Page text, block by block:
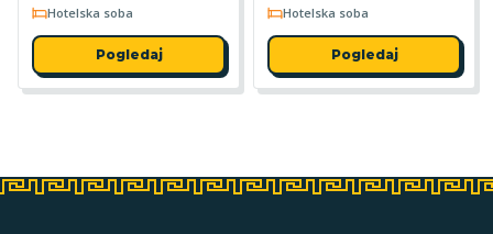
Hotelska soba
Pogledaj
Hotelska soba
Pogledaj